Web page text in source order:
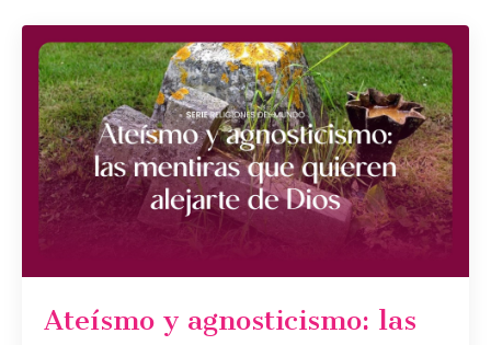
Ateísmo y agnosticismo: las